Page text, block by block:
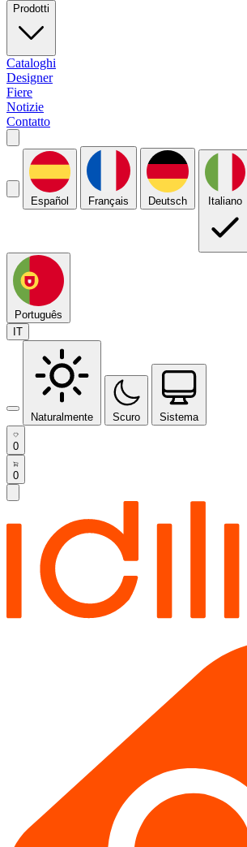
Prodotti
Cataloghi
Designer
Fiere
Notizie
Contatto
Español Français Deutsch Italiano
Português
IT
Naturalmente Scuro Sistema
0
0